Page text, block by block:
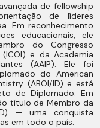
de fellowship
de líderes
Em reconhecimento
educacionais, ele
do Congresso
e da Academia
(AAIP). Ele foi
do American
(ABOI/ID) e está
de Diplomado. Em
título de Membro da
— uma conquista
em todo o país.